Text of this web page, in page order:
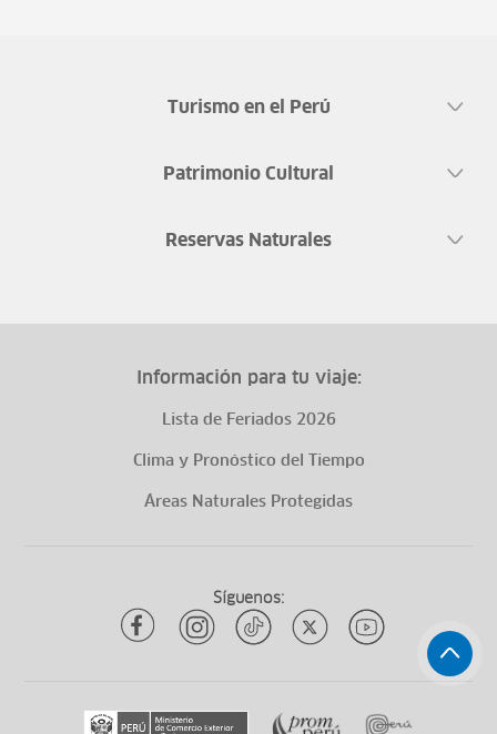
Turismo en el Perú
Patrimonio Cultural
Reservas Naturales
Información para tu viaje:
Lista de Feriados 2026
Clima y Pronóstico del Tiempo
Áreas Naturales Protegidas
Síguenos: